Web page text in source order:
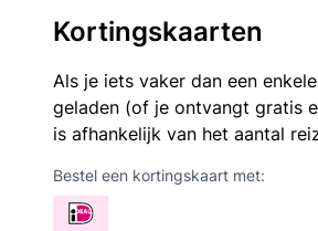
Kortingskaarten
Als je iets vaker dan een
geladen (of je ontvangt gratis
is afhankelijk van het aantal
Bestel een kortingskaart met: